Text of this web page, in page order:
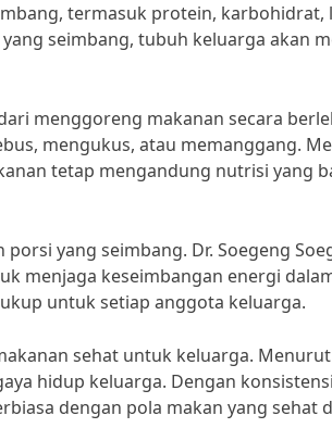
termasuk protein, karbohidrat,
seimbang, tubuh keluarga akan
menggoreng makanan secara
mengukus, atau memanggang.
tetap mengandung nutrisi yang
yang seimbang. Dr. Soegeng
menjaga keseimbangan energi
untuk setiap anggota keluarga.
sehat untuk keluarga. Menurut
hidup keluarga. Dengan
dengan pola makan yang sehat